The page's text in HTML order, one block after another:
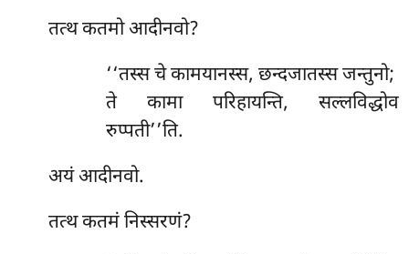
तत्थ कतमो आदीनवो?
‘‘तस्सचे कामयानस्स, छन्दजातस्स जन्तुनो;
ते कामा परिहायन्ति, सल्लविद्धोव
रुप्पती’’ति.
अयं आदीनवो.
तत्थ कतमं निस्सरणं?